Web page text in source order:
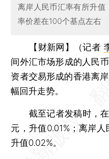
离岸人民币汇率有所升值
率价差在100个基点左右
【财新网】（记者
间外汇市场形成的人民
资者交易形成的香港离
幅回升走势。
截至记者发稿时，在
元，升值0.01%；离岸
升值0.02%。